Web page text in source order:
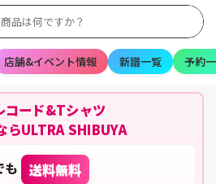
店舗&イベント情報 新譜一覧 予約
コード&Tシャツ
らULTRA SHIBUYA
も 送料無料